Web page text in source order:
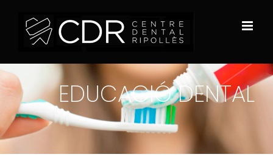
contenido
EDUCACIÓ DENTAL